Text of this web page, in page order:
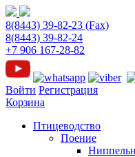
8(8443) 39-82-23 (Fax)
8(8443) 39-82-24
+7 906 167-28-82
Войти Регистрация
Корзина
Птицеводство
Поение